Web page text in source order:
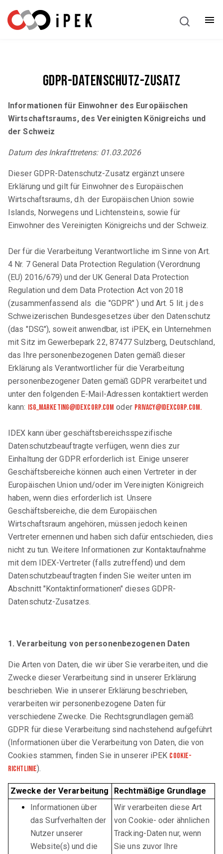
Deutsch
GDPR-Datenschutz-Zusatz
Informationen für Einwohner des Europäischen
Wirtschaftsraums, des Vereinigten Königreichs und
der Schweiz
Datum des Inkrafttretens: 01.03.2026
Dieser GDPR-Datenschutz-Zusatz ergänzt unsere
Erklärung und gilt für Einwohner des Europäischen
Wirtschaftsraums, d.h. der Europäischen Union sowie
Islands, Norwegens und Lichtensteins, sowie für
Einwohner des Vereinigten Königreichs und der Schweiz.
Der für die Verarbeitung Verantwortliche im Sinne von Art.
4 Nr. 7 General Data Protection Regulation (Verordnung
(EU) 2016/679) und der UK General Data Protection
Regulation und dem Data Protection Act von 2018
(zusammenfassend als die "GDPR" ) und Art. 5 lit. j des
Schweizerischen Bundesgesetzes über den Datenschutz
(das "DSG"), soweit anwendbar, ist iPEK, ein Unternehmen
mit Sitz im Gewerbepark 22, 87477 Sulzberg, Deutschland,
das Ihre personenbezogenen Daten gemäß dieser
Erklärung als Verantwortlicher für die Verarbeitung
personenbezogener Daten gemäß GDPR verarbeitet und
unter den folgenden E-Mail-Adressen kontaktiert werden
kann: isg_marketing@idexcorp.com oder Privacy@idexcorp.com.
IDEX kann über geschäftsbereichsspezifische
Datenschutzbeauftragte verfügen, wenn dies zur
Einhaltung der GDPR erforderlich ist. Einige unserer
Geschäftsbereiche können auch einen Vertreter in der
Europäischen Union und/oder im Vereinigten Königreich
haben, wenn dies erforderlich ist. Unsere
Geschäftsbereiche, die dem Europäischen
Wirtschaftsraum angehören, müssen jedoch keinen
Vertreter ernennen und haben sich dafür entschieden, dies
nicht zu tun. Weitere Informationen zur Kontaktaufnahme
mit dem IDEX-Vertreter (falls zutreffend) und dem
Datenschutzbeauftragten finden Sie weiter unten im
Abschnitt "Kontaktinformationen" dieses GDPR-
Datenschutz-Zusatzes.
1. Verarbeitung von personenbezogenen Daten
Die Arten von Daten, die wir über Sie verarbeiten, und die
Zwecke dieser Verarbeitung sind in unserer Erklärung
beschrieben. Wie in unserer Erklärung beschrieben,
verarbeiten wir personenbezogene Daten für
verschiedene Zwecke. Die Rechtsgrundlagen gemäß
GDPR für diese Verarbeitung sind nachstehend aufgeführt
(Informationen über die Verarbeitung von Daten, die von
Cookies stammen, finden Sie in unserer iPEK Cookie-
Richtlinie).
Zwecke der Verarbeitung
Rechtmäßige Grundlage
Informationen über
das Surfverhalten der
Nutzer unserer
Website(s) und die
Wir verarbeiten diese Art
von Cookie- oder ähnlichen
Tracking-Daten nur, wenn
Sie uns zuvor Ihre